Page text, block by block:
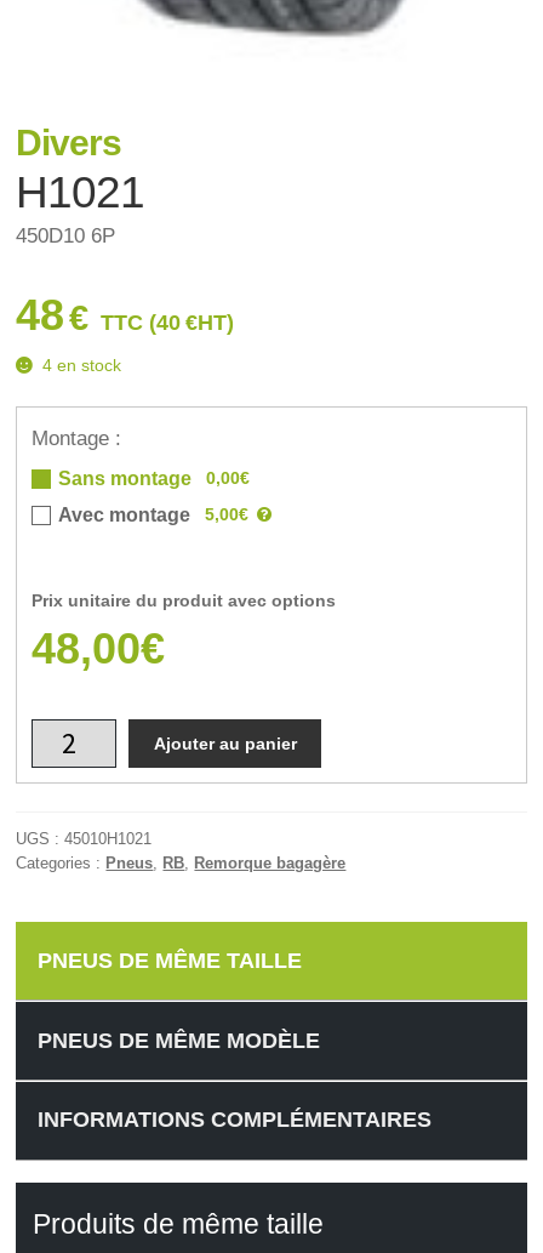
Divers
H1021
450D10 6P
48€ TTC (40 €HT)
4 en stock
Montage :
Sans montage 0,00€
Avec montage 5,00€
Prix unitaire du produit avec options
48,00€
Ajouter au panier
UGS :45010H1021
Categories : Pneus, RB, Remorque bagagère
PNEUS DE MÊME TAILLE
PNEUS DE MÊME MODÈLE
INFORMATIONS COMPLÉMENTAIRES
Produits de même taille